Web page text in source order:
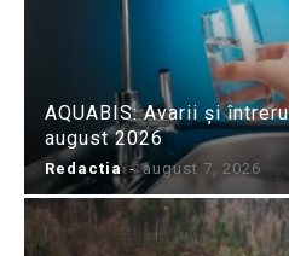
AQUABIS: Avarii și
august 2026
Redactia - august 7, 2026